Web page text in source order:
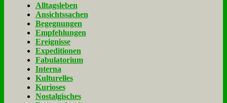
Alltagsleben
Ansichtssachen
Begegnungen
Empfehlungen
Ereignisse
Expeditionen
Fabulatorium
Interna
Kulturelles
Kurioses
Nostalgisches